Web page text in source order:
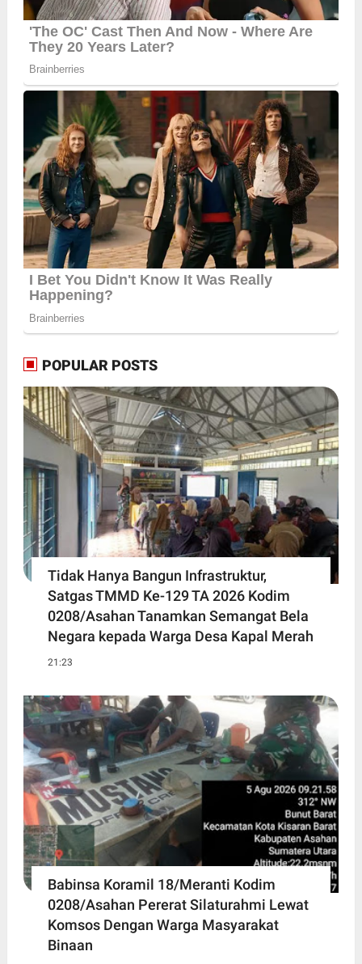
POPULAR POSTS
Tidak Hanya Bangun Infrastruktur,
Satgas TMMD Ke-129 TA 2026 Kodim
0208/Asahan Tanamkan Semangat Bela
Negara kepada Warga Desa Kapal Merah
21:23
Babinsa Koramil 18/Meranti Kodim
0208/Asahan Pererat Silaturahmi Lewat
Komsos Dengan Warga Masyarakat
Binaan